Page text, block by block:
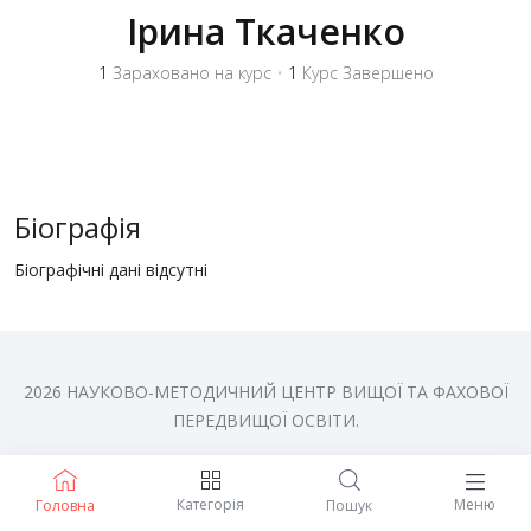
Головна Категорія Пошук Меню
Iрина Ткаченко
1 Зараховано на курс • 1 Курс Завершено
Біографія
Біографічні дані відсутні
2026 НАУКОВО-МЕТОДИЧНИЙ ЦЕНТР ВИЩОЇ ТА ФАХОВОЇ
ПЕРЕДВИЩОЇ ОСВІТИ.